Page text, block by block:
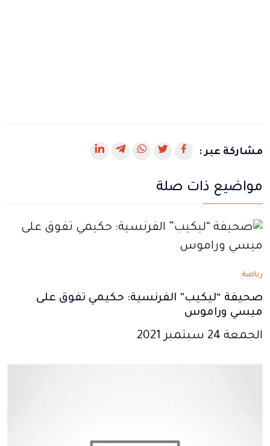
مشاركة عبر :
رابط
في
جديدة
رابط
في
جديدة
رابط
جديدة
رابط
جديدة
رابط
جديدة
مواضيع ذات صلة
رياضة
صحيفة “ليكيب” الفرنسية: حكيمي تفوق على
ميسي وراموس
الجمعة 24 سبتمبر 2021